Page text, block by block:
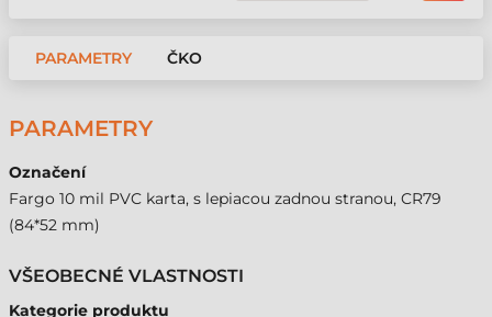
PARAMETRY ČKO
PARAMETRY
Označení
Fargo 10 mil PVC karta, s lepiacou zadnou stranou, CR79
(84*52 mm)
VŠEOBECNÉ VLASTNOSTI
Kategorie produktu